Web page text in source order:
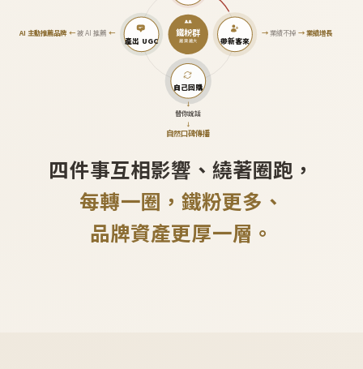
鐵粉群
越滾越大 帶新客來
→業績不掉 →業績增長
自己回購
↓
替你說話
↓
自然口碑傳播
產出 UGC
AI 主動推薦品牌←被 AI 推薦 ←
四件事互相影響、繞著圈跑，
每轉一圈，鐵粉更多、
品牌資產更厚一層。